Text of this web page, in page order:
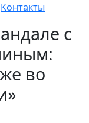
Контакты
с
во